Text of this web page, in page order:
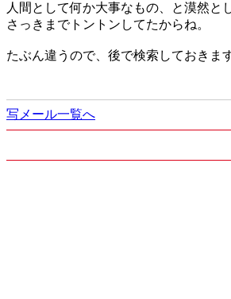
人間として何か大事なもの、と漠然と
さっきまでトントンしてたからね。
たぶん違うので、後で検索しておきます
写メール一覧へ